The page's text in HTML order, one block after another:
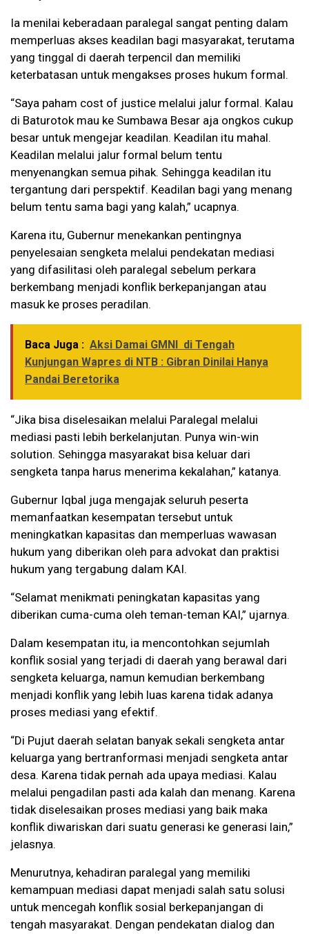
Ia menilai keberadaan paralegal sangat penting dalam
memperluas akses keadilan bagi masyarakat, terutama
yang tinggal di daerah terpencil dan memiliki
keterbatasan untuk mengakses proses hukum formal.
“Saya paham cost of justice melalui jalur formal. Kalau
di Baturotok mau ke Sumbawa Besar aja ongkos cukup
besar untuk mengejar keadilan. Keadilan itu mahal.
Keadilan melalui jalur formal belum tentu
menyenangkan semua pihak. Sehingga keadilan itu
tergantung dari perspektif. Keadilan bagi yang menang
belum tentu sama bagi yang kalah,” ucapnya.
Karena itu, Gubernur menekankan pentingnya
penyelesaian sengketa melalui pendekatan mediasi
yang difasilitasi oleh paralegal sebelum perkara
berkembang menjadi konflik berkepanjangan atau
masuk ke proses peradilan.
Baca Juga : Aksi Damai GMNI di Tengah
Kunjungan Wapres di NTB : Gibran Dinilai Hanya
Pandai Beretorika
“Jika bisa diselesaikan melalui Paralegal melalui
mediasi pasti lebih berkelanjutan. Punya win-win
solution. Sehingga masyarakat bisa keluar dari
sengketa tanpa harus menerima kekalahan,” katanya.
Gubernur Iqbal juga mengajak seluruh peserta
memanfaatkan kesempatan tersebut untuk
meningkatkan kapasitas dan memperluas wawasan
hukum yang diberikan oleh para advokat dan praktisi
hukum yang tergabung dalam KAI.
“Selamat menikmati peningkatan kapasitas yang
diberikan cuma-cuma oleh teman-teman KAI,” ujarnya.
Dalam kesempatan itu, ia mencontohkan sejumlah
konflik sosial yang terjadi di daerah yang berawal dari
sengketa keluarga, namun kemudian berkembang
menjadi konflik yang lebih luas karena tidak adanya
proses mediasi yang efektif.
“Di Pujut daerah selatan banyak sekali sengketa antar
keluarga yang bertranformasi menjadi sengketa antar
desa. Karena tidak pernah ada upaya mediasi. Kalau
melalui pengadilan pasti ada kalah dan menang. Karena
tidak diselesaikan proses mediasi yang baik maka
konflik diwariskan dari suatu generasi ke generasi lain,”
jelasnya.
Menurutnya, kehadiran paralegal yang memiliki
kemampuan mediasi dapat menjadi salah satu solusi
untuk mencegah konflik sosial berkepanjangan di
tengah masyarakat. Dengan pendekatan dialog dan